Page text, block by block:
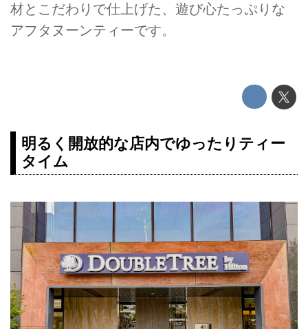
材とこだわりで仕上げた、遊び心たっぷりな
アフタヌーンティーです。
明るく開放的な店内でゆったりティー
タイム